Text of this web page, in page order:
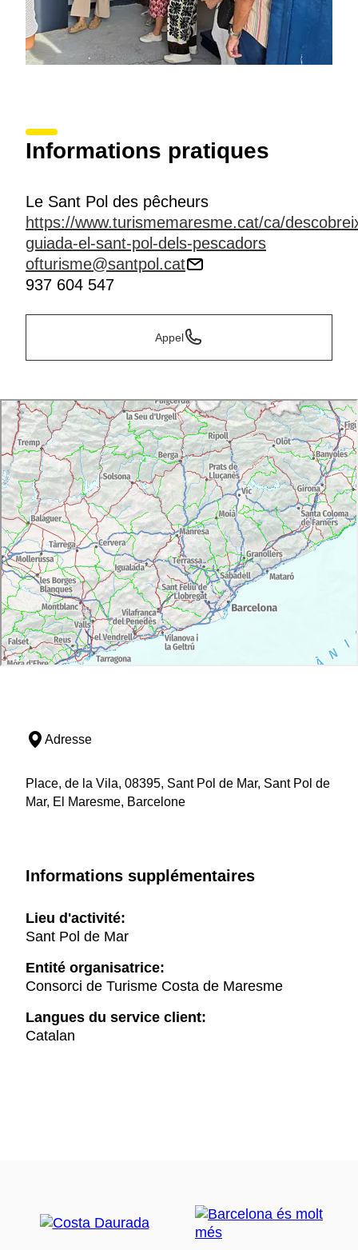
Informations pratiques
Le Sant Pol des pêcheurs
https://www.turismemaresme.cat/ca/
guiada-el-sant-pol-dels-pescadors
ofturisme@santpol.cat
937 604 547
Appel
Adresse
Place, de la Vila, 08395, Sant Pol de Mar, Sant Pol de
Mar, El Maresme, Barcelone
Informations supplémentaires
Lieu d'activité:
Sant Pol de Mar
Entité organisatrice:
Consorci de Turisme Costa de Maresme
Langues du service client:
Catalan